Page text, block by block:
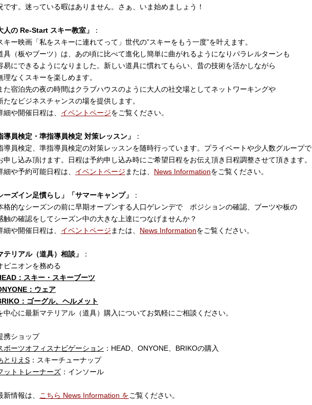
です。迷っている暇はありません。さぁ、いま始めましょう！
人の Re-Start スキー教室」
：
ー映画「私をスキーに連れてって」世代の”スキーをもう一度”を叶えます。
（板やブーツ）は、あの頃に比べて進化し簡単に曲がれるようになりパラレルターンも
にできるようになりました。新しい道具に慣れてもらい、昔の技術を活かしながら
理なくスキーを楽しめます。
宿泊先の夜の時間はクラブハウスのように大人の社交場としてネットワーキングや
なビジネスチャンスの場を提供します。
や開催日程は、 イベントページをご覧ください。
導員検定・準指導員検定 対策レッスン」
：
員検定、準指導員検定の対策レッスンを随時行っています。プライベートや少人数グループで
し込み頂けます。日程は予約申し込み時にご希望日程をお伝え頂き日程調整させて頂きます。
や予約可能日程は、 イベントページ または、 News Informationをご覧ください。
ーズイン足慣らし」「サマーキャンプ」
：
的なシーズンの前に早期オープンする人口ゲレンデで ポジションの確認、ブーツや板の
の確認をしてシーズン中の大きな上達につなげませんか？
や開催日程は、 イベントページ または、 News Informationをご覧ください。
テリアル（道具）相談」
：
ニオンを務める
：スキー・スキーブーツ
：ウェア
：ゴーグル、ヘルメット
心に最新マテリアル（道具）購入についてお気軽にご相談ください。
ショップ
ポーツオフィスナビゲーション ：HEAD、ONYONE、BRIKOの購入
とりえS ：スキーチューナップ
ットトレーナーズ ：インソール
新情報は、 こちら News Information をご覧ください。